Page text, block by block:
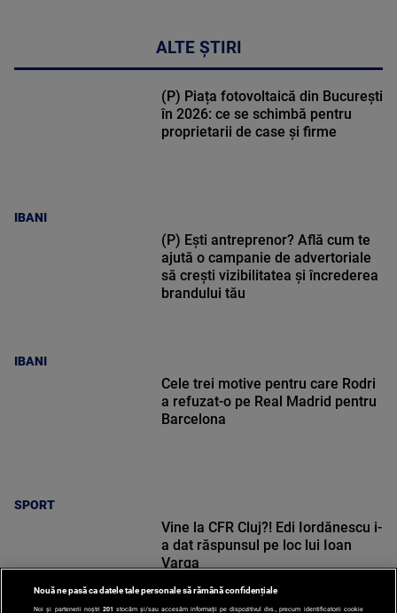
ALTE ȘTIRI
IBANI
(P) Piața fotovoltaică din București
în 2026: ce se schimbă pentru
proprietarii de case și firme
IBANI
(P) Ești antreprenor? Află cum te
ajută o campanie de advertoriale
să crești vizibilitatea și încrederea
brandului tău
SPORT
Cele trei motive pentru care Rodri
a refuzat-o pe Real Madrid pentru
Barcelona
Vine la CFR Cluj?! Edi Iordănescu i-
a dat răspunsul pe loc lui Ioan
Varga
Nouă ne pasă ca datele tale personale să rămână confidențiale
Noi și partenerii noștri 201 stocăm și/sau accesăm informații pe dispozitivul dvs., precum identificatorii cookie